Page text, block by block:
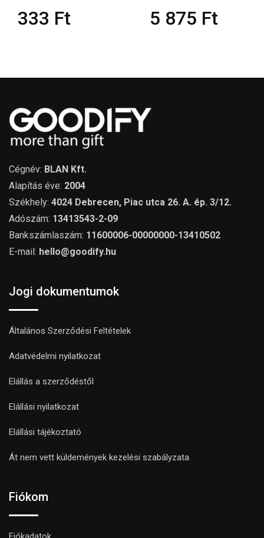
333 Ft 5 875 Ft
Cégnév: BLAN Kft.
Alapítás éve: 2004
Székhely: 4024 Debrecen, Piac utca 26. A. ép. 3/12.
Adószám: 13413543-2-09
Bankszámlaszám: 11600006-00000000-13410502
E-mail: hello@goodify.hu
Jogi dokumentumok
Általános Szerződési Feltételek
Adatvédelmi nyilatkozat
Elállás a szerződéstől
Elállási nyilatkozat
Elállási tájékoztató
Át nem vett küldemények kezelési szabályzata
Fiókom